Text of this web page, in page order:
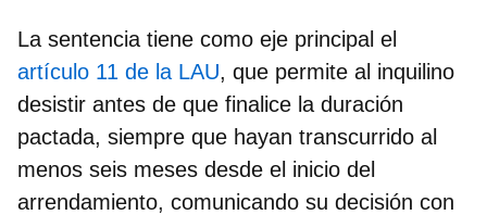
La sentencia tiene como eje principal el
artículo 11 de la LAU, que permite al inquilino
desistir antes de que finalice la duración
pactada, siempre que hayan transcurrido al
menos seis meses desde el inicio del
arrendamiento, comunicando su decisión con